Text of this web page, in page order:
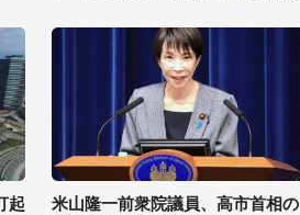
起
米山隆一前衆院議員、高市首相の